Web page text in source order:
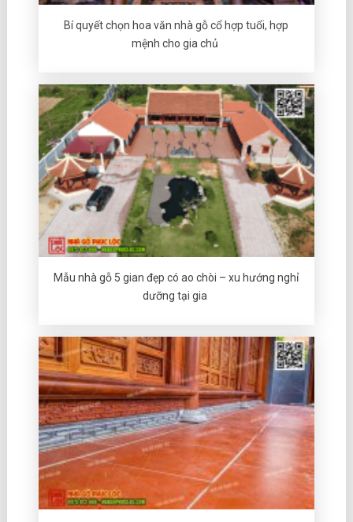
Bí quyết chọn hoa văn nhà gỗ cổ hợp tuổi, hợp
mệnh cho gia chủ
Mẫu nhà gỗ 5 gian đẹp có ao chòi – xu hướng nghỉ
dưỡng tại gia